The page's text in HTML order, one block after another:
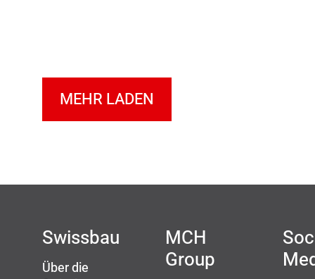
MEHR LADEN
Swissbau
Über die
MCH
Group